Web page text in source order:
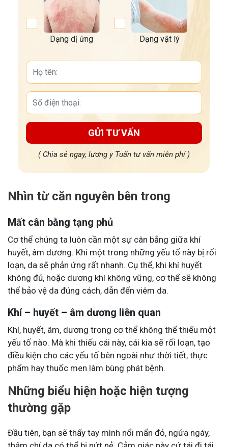
Dạng dị ứng Dạng vật lý
GỬI TƯ VẤN
( Chia sẻ ngay, lương y Tuấn tư vấn miễn phí )
Nhìn từ căn nguyên bên trong
Mất cân bằng tạng phủ
Cơ thể chúng ta luôn cần một sự cân bằng giữa khí
huyết, âm dương. Khi một trong những yếu tố này bị rối
loạn, da sẽ phản ứng rất nhanh. Cụ thể, khi khí huyết
không đủ, hoặc dương khí không vững, cơ thể sẽ không
thể bảo vệ da đúng cách, dẫn đến viêm da.
Khí – huyết – âm dương liên quan
Khí, huyết, âm, dương trong cơ thể không thể thiếu một
yếu tố nào. Mà khi thiếu cái này, cái kia sẽ rối loạn, tạo
điều kiện cho các yếu tố bên ngoài như thời tiết, thực
phẩm hay thuốc men làm bùng phát bệnh.
Những biểu hiện hoặc hiện tượng
thường gặp
Đầu tiên, bạn sẽ thấy tay mình nổi mẩn đỏ, ngứa ngáy,